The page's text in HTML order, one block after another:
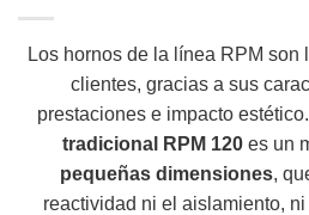
Los hornos de la línea RPM son
clientes, gracias a sus
prestaciones e impacto
tradicional RPM 120es un
pequeñas dimensiones,
reactividad ni el aislamiento,